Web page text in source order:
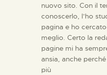
nuovo sito. Con il
conoscerlo, l’ho
pagina e ho
meglio. Certo la
pagine mi ha
ansia, anche
più